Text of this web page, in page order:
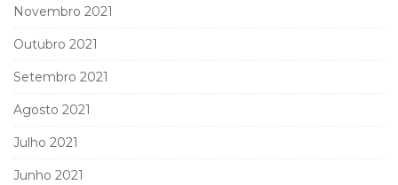
Novembro 2021
Outubro 2021
Setembro 2021
Agosto 2021
Julho 2021
Junho 2021